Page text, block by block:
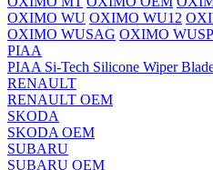
OXIMO WU OXIMO WU12
OXIMO WUSAG OXIMO
PIAA
PIAA Si-Tech Silicone Wiper
RENAULT
RENAULT OEM
SKODA
SKODA OEM
SUBARU
SUBARU OEM